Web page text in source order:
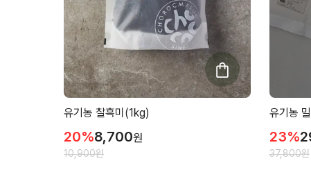
유기농 찰흑미(1kg)
20%8,700원
10,900원
유기농
23%
37,800원